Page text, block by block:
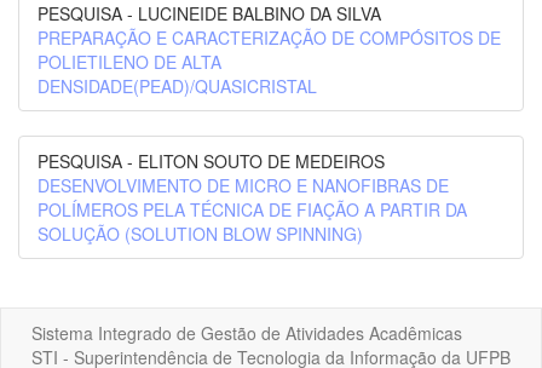
PESQUISA - LUCINEIDE BALBINO DA SILVA
PREPARAÇÃO E CARACTERIZAÇÃO DE COMPÓSITOS DE
POLIETILENO DE ALTA
DENSIDADE(PEAD)/QUASICRISTAL
PESQUISA - ELITON SOUTO DE MEDEIROS
DESENVOLVIMENTO DE MICRO E NANOFIBRAS DE
POLÍMEROS PELA TÉCNICA DE FIAÇÃO A PARTIR DA
SOLUÇÃO (SOLUTION BLOW SPINNING)
Sistema Integrado de Gestão de Atividades Acadêmicas
STI - Superintendência de Tecnologia da Informação da UFPB